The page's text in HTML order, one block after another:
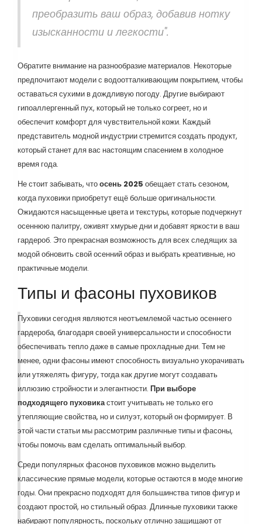
преобразить ваш образ, добавив нотку
изысканности и легкости".
Обратите внимание на разнообразие материалов. Некоторые
предпочитают модели с водоотталкивающим покрытием, чтобы
оставаться сухими в дождливую погоду. Другие выбирают
гипоаллергенный пух, который не только согреет, но и
обеспечит комфорт для чувствительной кожи. Каждый
представитель модной индустрии стремится создать продукт,
который станет для вас настоящим спасением в холодное
время года.
Не стоит забывать, чтоосень 2025 обещает стать сезоном,
когда пуховики приобретут ещё больше оригинальности.
Ожидаются насыщенные цвета и текстуры, которые подчеркнут
осеннюю палитру, оживят хмурые дни и добавят яркости в ваш
гардероб. Это прекрасная возможность для всех следящих за
модой обновить свой осенний образ и выбрать креативные, но
практичные модели.
Типы и фасоны пуховиков
Пуховики сегодня являются неотъемлемой частью осеннего
гардероба, благодаря своей универсальности и способности
обеспечивать тепло даже в самые прохладные дни. Тем не
менее, одни фасоны имеют способность визуально укорачивать
или утяжелять фигуру, тогда как другие могут создавать
иллюзию стройности и элегантности. При выборе
подходящего пуховикастоит учитывать не только его
утепляющие свойства, но и силуэт, который он формирует. В
этой части статьи мы рассмотрим различные типы и фасоны,
чтобы помочь вам сделать оптимальный выбор.
Среди популярных фасонов пуховиков можно выделить
классические прямые модели, которые остаются в моде многие
годы. Они прекрасно подходят для большинства типов фигур и
создают простой, но стильный образ. Длинные пуховики также
набирают популярность, поскольку отлично защищают от